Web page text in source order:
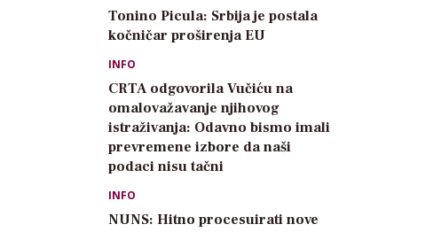
Tonino Picula: Srbija je postala
kočničar proširenja EU
INFO
CRTA odgovorila Vučiću na
omalovažavanje njihovog
istraživanja: Odavno bismo imali
prevremene izbore da naši
podaci nisu tačni
INFO
NUNS: Hitno procesuirati nove